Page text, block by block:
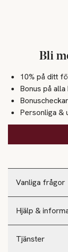
Vanliga frågor
Hjälp &
Tjänster
Bli
10% på ditt
Bonus på alla
Bonuscheckar
Personliga &